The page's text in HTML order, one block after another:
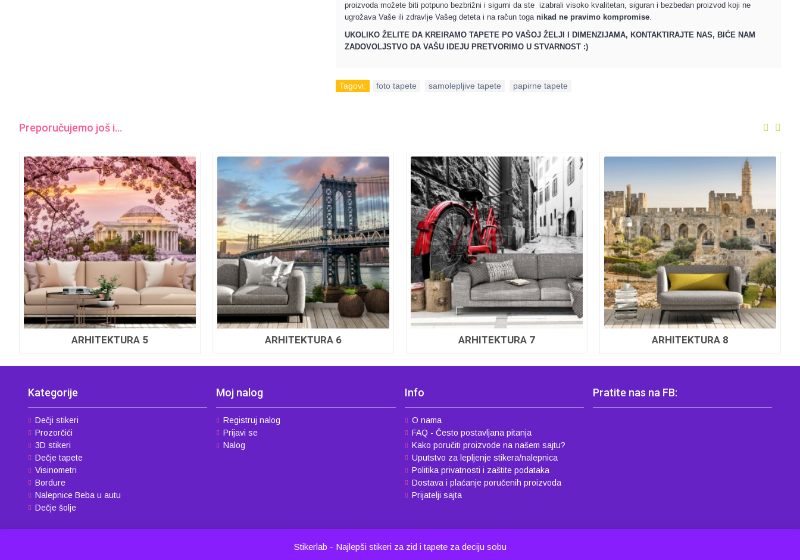
proizvoda možete biti potpuno bezbrižni i sigurni da ste izabrali visoko kvalitetan, siguran i bezbedan proizvod koji ne
ugrožava Vaše ili zdravlje Vašeg deteta i na račun toga nikad ne pravimo kompromise.
UKOLIKO ŽELITE DA KREIRAMO TAPETE PO VAŠOJ ŽELJI I DIMENZIJAMA, KONTAKTIRAJTE NAS, BIĆE NAM
ZADOVOLJSTVO DA VAŠU IDEJU PRETVORIMO U STVARNOST :)
Tagovi: foto tapete samolepljive tapete papirne tapete
Preporučujemo još i...
ARHITEKTURA 5 ARHITEKTURA 6 ARHITEKTURA 7 ARHITEKTURA 8
Kategorije
Dečji stikeri
Prozorčići
3D stikeri
Dečje tapete
Visinometri
Bordure
Nalepnice Beba u autu
Dečje šolje
Moj nalog
Registruj nalog
Prijavi se
Nalog
Info
O nama
FAQ - Često postavljana pitanja
Kako poručiti proizvode na našem sajtu?
Uputstvo za lepljenje stikera/nalepnica
Politika privatnosti i zaštite podataka
Dostava i plaćanje poručenih proizvoda
Prijatelji sajta
Pratite nas na FB:
Stikerlab - Najlepši stikeri za zid i tapete za deciju sobu